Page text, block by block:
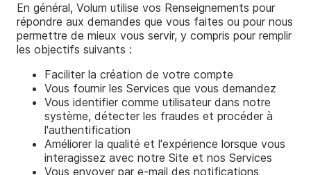
En général, Volum utilise vos Renseignements pour
répondre aux demandes que vous faites ou pour nous
permettre de mieux vous servir, y compris pour remplir
les objectifs suivants :
Faciliter la création de votre compte
Vous fournir les Services que vous demandez
Vous identifier comme utilisateur dans notre
système, détecter les fraudes et procéder à
l'authentification
Améliorer la qualité et l'expérience lorsque vous
interagissez avec notre Site et nos Services
Vous envoyer par e-mail des notifications